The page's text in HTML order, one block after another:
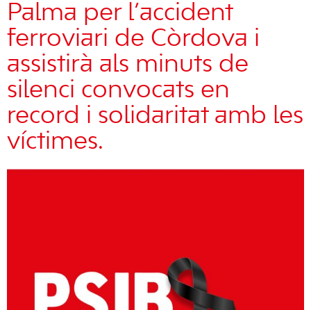
Palma per l’accident
ferroviari de Còrdova i
assistirà als minuts de
silenci convocats en
record i solidaritat amb les
víctimes.